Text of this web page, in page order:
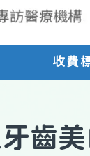
收費
齒美